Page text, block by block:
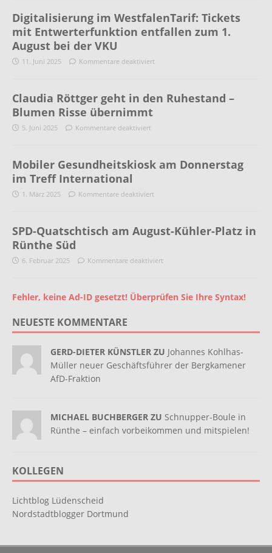
Digitalisierung im WestfalenTarif: Tickets
mit Entwerterfunktion entfallen zum 1.
August bei der VKU
11. Juni 2025 Kommentare deaktiviert
Claudia Röttger geht in den Ruhestand –
Blumen Risse übernimmt
5. Juni 2025 Kommentare deaktiviert
Mobiler Gesundheitskiosk am Donnerstag
im Treff International
1. März 2025 Kommentare deaktiviert
SPD-Quatschtisch am August-Kühler-Platz in
Rünthe Süd
6. Februar 2025 Kommentare deaktiviert
Fehler, keine Ad-ID gesetzt! Überprüfen Sie Ihre Syntax!
NEUESTE KOMMENTARE
GERD-DIETER KÜNSTLER ZU Johannes Kohlhas-
Müller neuer Geschäftsführer der Bergkamener
AfD-Fraktion
MICHAEL BUCHBERGER ZU Schnupper-Boule in
Rünthe – einfach vorbeikommen und mitspielen!
KOLLEGEN
Lichtblog Lüdenscheid
Nordstadtblogger Dortmund